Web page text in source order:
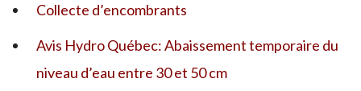
Collecte d’encombrants
Avis Hydro Québec: Abaissement temporaire du
niveau d’eau entre 30 et 50 cm